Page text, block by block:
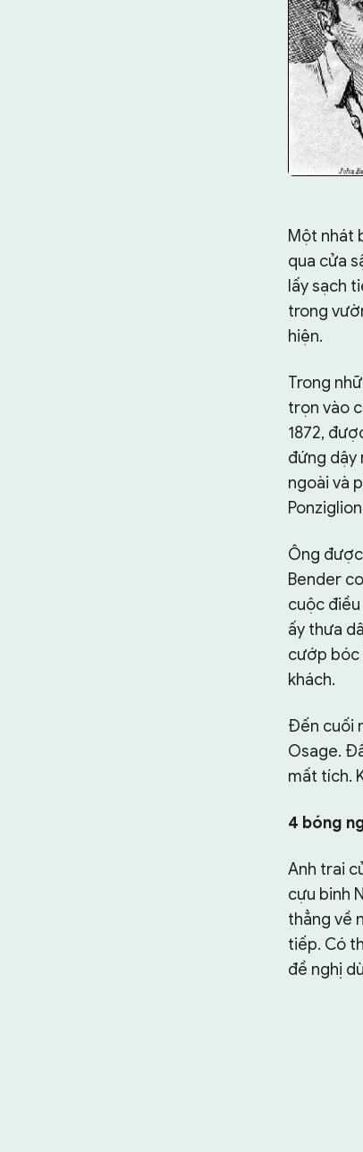
Một nhát
qua cửa
lấy sạch
trong
hiện.
Trong
trọn vào
1872,
đứng dậy
ngoài và
Ông
Bender
cuộc điều
ấy thưa
cướp bóc
khách.
Đến cuối
Osage.
mất tích.
4 bóng
Anh trai
cựu binh
thẳng về
tiếp. Có
đề nghị